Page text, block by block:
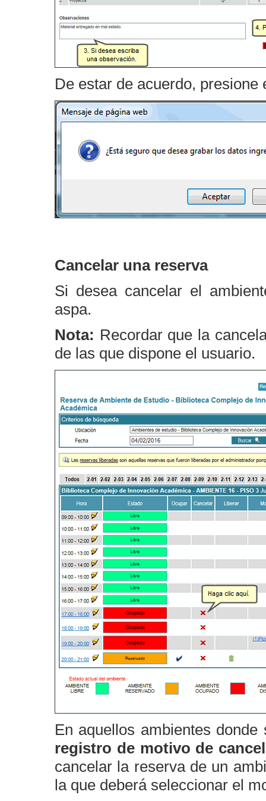
De estar de acuerdo, presione
Cancelar una reserva
Si desea cancelar el
aspa.
Nota: Recordar que la
de las que dispone el usuario.
En aquellos ambientes
registro de motivo de
cancelar la reserva de un
la que deberá seleccionar el